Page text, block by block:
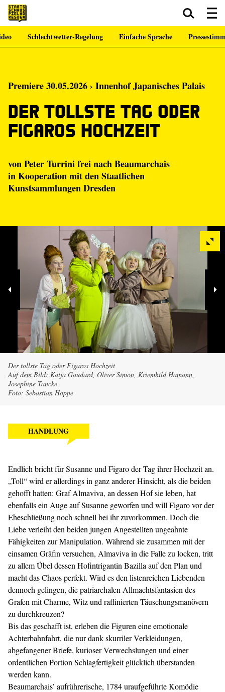
Zum Hauptinhalt springen Zum Footer springen
Schlechtwetter-Regelung Einfache Sprache
Premiere 30.05.2026 › Innenhof Japanisches Palais
Der tollste Tag oder
Figaros Hochzeit
von Peter Turrini frei nach Beaumarchais
in Kooperation mit denStaatlichen
Kunstsammlungen Dresden
Der tollste Tag oder Figaros Hochzeit
Auf dem Bild: Katja Gaudard, Oliver Simon, Kriemhild Hamann,
Josephine Tancke
Foto: Sebastian Hoppe
HANDLUNG
Endlich bricht für Susanne und Figaro der Tag ihrer Hochzeit an.
„Toll“ wird er allerdings in ganz anderer Hinsicht, als die beiden
gehofft hatten: Graf Almaviva, an dessen Hof sie leben, hat
ebenfalls ein Auge auf Susanne geworfen und will Figaro vor der
Eheschließung noch schnell bei ihr zuvorkommen. Doch die
Liebe verleiht den beiden jungen Angestellten ungeahnte
Fähigkeiten zur Manipulation. Während sie zusammen mit der
einsamen Gräfin versuchen, Almaviva in die Falle zu locken, tritt
zu allem Übel dessen Hofintrigantin Bazilla auf den Plan und
macht das Chaos perfekt. Wird es den listenreichen Liebenden
dennoch gelingen, die patriarchalen Allmachtsfantasien des
Grafen mit Charme, Witz und raffinierten Täuschungsmanövern
zu durchkreuzen?
Bis das geschafft ist, erleben die Figuren eine emotionale
Achterbahnfahrt, die nur dank skurriler Verkleidungen,
abgefangener Briefe, kurioser Verwechslungen und einer
ordentlichen Portion Schlagfertigkeit glücklich überstanden
werden kann.
Beaumarchais’ aufrührerische, 1784 uraufgeführte Komödie